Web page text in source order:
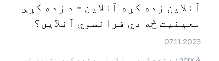
آنلاین زده کړه آنلاین - د زده کړې
معینیت څه دي فرانسوي آنلاین؟
07.11.2023